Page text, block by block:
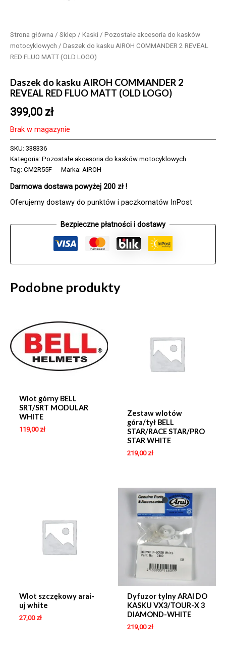
Strona główna / Sklep / Kaski / Pozostałe akcesoria do kasków
motocyklowych / Daszek do kasku AIROH COMMANDER 2 REVEAL
RED FLUO MATT (OLD LOGO)
Daszek do kasku AIROH COMMANDER 2
REVEAL RED FLUO MATT (OLD LOGO)
399,00 zł
Brak w magazynie
SKU: 338336
Kategoria: Pozostałe akcesoria do kasków motocyklowych
Tag: CM2R55F Marka: AIROH
Darmowa dostawa powyżej 200 zł !
Oferujemy dostawy do punktów i paczkomatów InPost
Bezpieczne płatności i dostawy
Podobne produkty
Wlot górny BELL
SRT/SRT MODULAR
WHITE
119,00 zł
Zestaw wlotów
góra/tył BELL
STAR/RACE STAR/PRO
STAR WHITE
219,00 zł
Wlot szczękowy arai-
uj white
27,00 zł
Dyfuzor tylny ARAI DO
KASKU VX3/TOUR-X 3
DIAMOND-WHITE
219,00 zł